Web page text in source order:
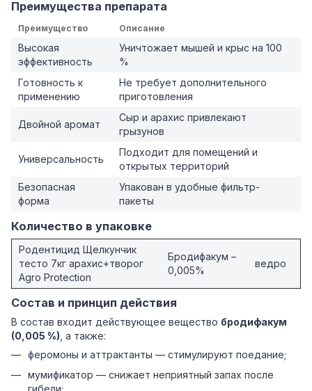
Преимущества препарата
Преимущество Описание
Высокая
эффективность
Уничтожает мышей и крыс на 100
%
Готовность к
применению
Не требует дополнительного
приготовления
Двойной аромат
Сыр и арахис привлекают
грызунов
Универсальность
Подходит для помещений и
открытых территорий
Безопасная
форма
Упакован в удобные фильтр-
пакеты
Количество в упаковке
Родентицид Щелкунчик
тесто 7кг арахис+творог
Agro Protection
Бродифакум –
0,005%
ведро
Состав и принцип действия
В состав входит действующее вещество бродифакум
(0,005 %) , а также:
феромоны и аттрактанты — стимулируют поедание;
мумификатор — снижает неприятный запах после
гибели;